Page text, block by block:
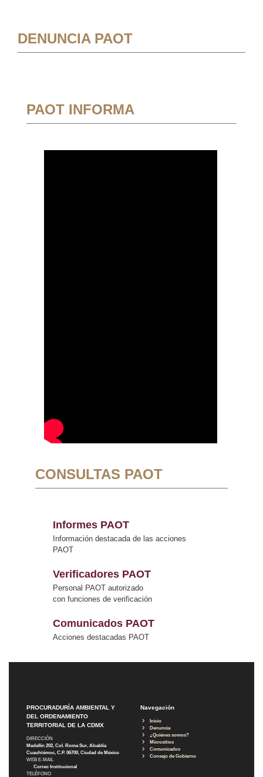
DENUNCIA PAOT
PAOT INFORMA
CONSULTAS PAOT
Informes PAOT
Información destacada de las acciones
PAOT
Verificadores PAOT
Personal PAOT autorizado
con funciones de verificación
Comunicados PAOT
Acciones destacadas PAOT
PROCURADURÍA AMBIENTAL Y
DEL ORDENAMIENTO
TERRITORIAL DE LA CDMX
DIRECCIÓN
Medellín 202, Col. Roma Sur, Alcaldía
Cuauhtémoc, C.P. 06700, Ciudad de México
WEB E-MAIL
Correo Institucional
TELÉFONO
Navegación
Inicio
Denuncia
¿Quiénes somos?
Micrositios
Comunicados
Consejo de Gobierno